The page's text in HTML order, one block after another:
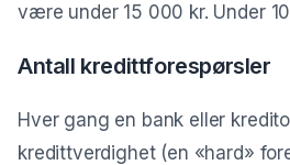
være under 15 000 kr. Under
Antall kredittforespørsler
Hver gang en bank eller
kredittverdighet (en «hard»